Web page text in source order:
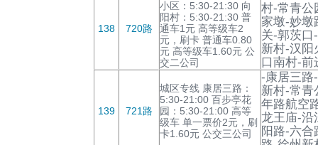
138 720路
小区：5:30-21:30 向
阳村：5:30-21:30 普
通车1元 高等级车2
元，刷卡 普通车0.80
元 高等级车1.60元 公
交二公司
村-常青公
家墩-妙墩
关-郭茨口
新村-汉阳
口南村-前
139 721路
城区专线 康居三路：
5:30-21:00 百步亭花
园：5:30-21:00 高等
级车 单一票价2元，刷
卡1.60元 公交三公司
-康居三路
新村-常青
年路航空
龙王庙-沿
阳路-六